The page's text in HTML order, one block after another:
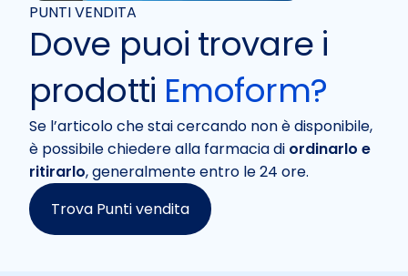
PUNTI VENDITA
Dove puoi trovare i
prodotti Emoform?
Se l’articolo che stai cercando non è disponibile,
è possibile chiedere alla farmacia di ordinarlo e
ritirarlo, generalmente entro le 24 ore.
Trova Punti vendita